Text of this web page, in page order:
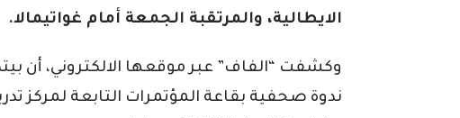
الايطالية، والمرتقبة الجمعة أمام غواتيمالا.
وكشفت “الفاف” عبر موقعها الالكتروني، أن
ندوة صحفية بقاعة المؤتمرات التابعة لمركز